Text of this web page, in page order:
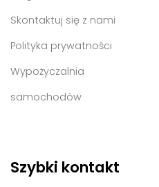
Skontaktuj się z nami
Polityka prywatności
Wypożyczalnia
samochodów
Szybki kontakt